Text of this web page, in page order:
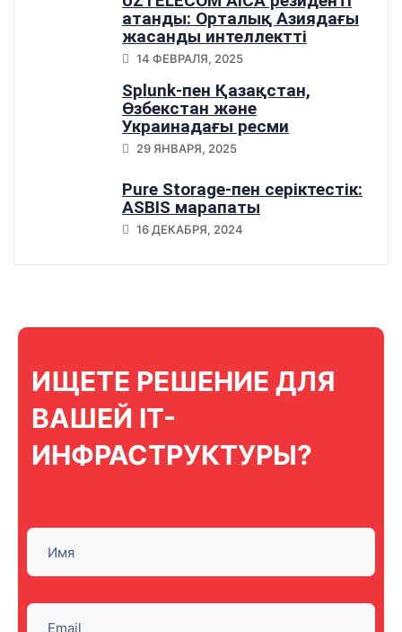
атанды: Орталық Азиядағы
жасанды интеллектті
дамытудағы маңызды
14 ФЕВРАЛЯ, 2025
Splunk-пен Қазақстан,
Өзбекстан және
Украинадағы ресми
серіктестік
29 ЯНВАРЯ, 2025
Pure Storage-пен серіктестік:
ASBIS марапаты
16 ДЕКАБРЯ, 2024
ИЩЕТЕ РЕШЕНИЕ ДЛЯ
ВАШЕЙ IT-
ИНФРАСТРУКТУРЫ?